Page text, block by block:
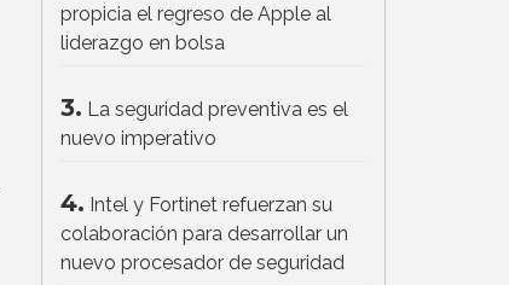
propicia el regreso de Apple al
liderazgo en bolsa
3. La seguridad preventiva es el
nuevo imperativo
4. Intel y Fortinet refuerzan su
colaboración para desarrollar un
nuevo procesador de seguridad